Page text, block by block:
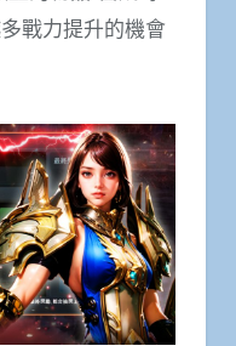
戰力提升的機會